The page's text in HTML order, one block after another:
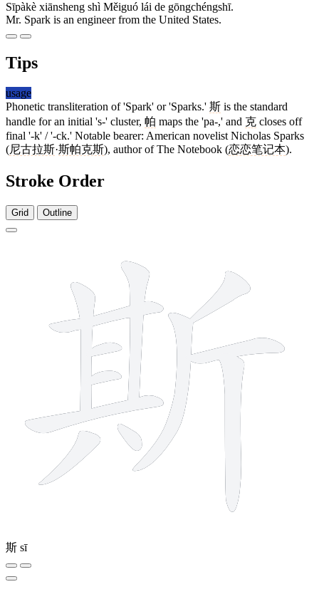
Sīpàkè xiānsheng shì Měiguó lái de gōngchéngshī.
Mr. Spark is an engineer from the United States.
Tips
usage
Phonetic transliteration of 'Spark' or 'Sparks.' 斯 is the standard
handle for an initial 's-' cluster, 帕 maps the 'pa-,' and 克 closes off
final '-k' / '-ck.' Notable bearer: American novelist Nicholas Sparks
(尼古拉斯·斯帕克斯), author of The Notebook (恋恋笔记本).
Stroke Order
Grid Outline
斯 sī